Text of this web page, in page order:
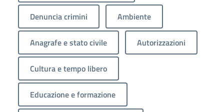
Denuncia crimini Ambiente
Anagrafe e stato civile Autorizzazioni
Cultura e tempo libero
Educazione e formazione